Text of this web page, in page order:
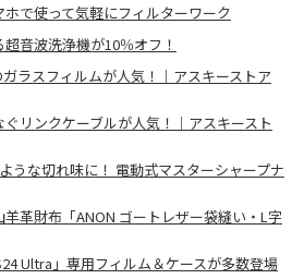
で使って気軽にフィルターワーク
音波洗浄機が10％オフ！
ラスフィルムが人気！｜アスキーストア
リンクケーブルが人気！｜アスキースト
うな切れ味に！ 電動式マスターシャープナ
革財布「ANON ゴートレザー袋縫い・L字
Ultra」専用フィルム＆ケースが多数登場